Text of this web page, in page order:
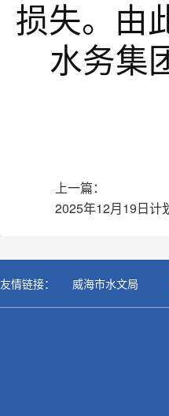
损失。由
水务集
上一篇：
2025年12月19日计
友情链接： 威海市水文局